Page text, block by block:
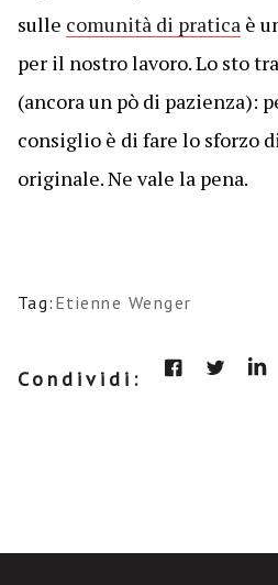
sulle comunità di praticaè
per il nostro lavoro. Lo sto
(ancora un pò di pazienza):
consiglio è di fare lo sforzo
originale. Ne vale la pena.
Tag: Etienne Wenger
Condividi: